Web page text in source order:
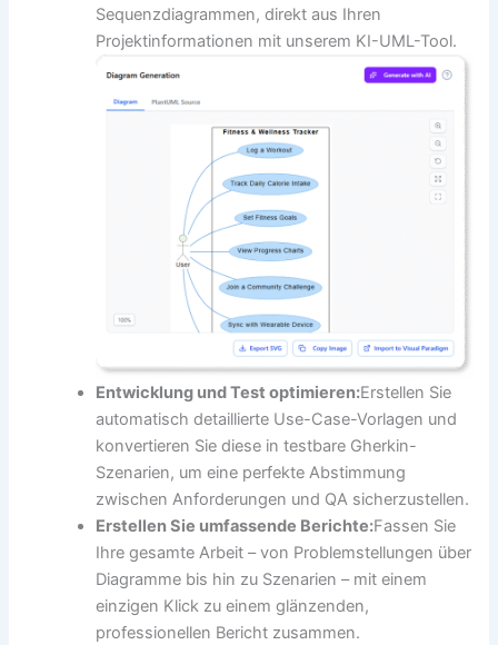
Sequenzdiagrammen, direkt aus Ihren
Projektinformationen mit unserem KI-UML-Tool.
Entwicklung und Test optimieren:Erstellen Sie
automatisch detaillierte Use-Case-Vorlagen und
konvertieren Sie diese in testbare Gherkin-
Szenarien, um eine perfekte Abstimmung
zwischen Anforderungen und QA sicherzustellen.
Erstellen Sie umfassende Berichte:Fassen Sie
Ihre gesamte Arbeit – von Problemstellungen über
Diagramme bis hin zu Szenarien – mit einem
einzigen Klick zu einem glänzenden,
professionellen Bericht zusammen.